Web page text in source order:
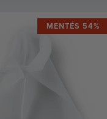
MENTÉS 54%